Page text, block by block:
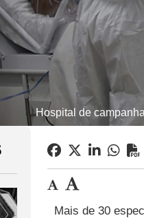
Hospital de
Mais de 30